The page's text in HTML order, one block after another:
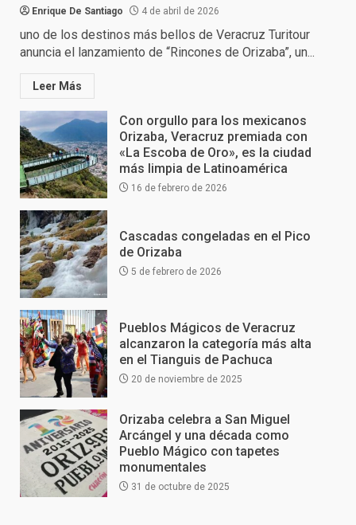
Enrique De Santiago 4 de abril de 2026
uno de los destinos más bellos de Veracruz Turitour
anuncia el lanzamiento de “Rincones de Orizaba”, un...
Leer Más
Con orgullo para los mexicanos
Orizaba, Veracruz premiada con
«La Escoba de Oro», es la ciudad
más limpia de Latinoamérica
16 de febrero de 2026
Cascadas congeladas en el Pico
de Orizaba
5 de febrero de 2026
Pueblos Mágicos de Veracruz
alcanzaron la categoría más alta
en el Tianguis de Pachuca
20 de noviembre de 2025
Orizaba celebra a San Miguel
Arcángel y una década como
Pueblo Mágico con tapetes
monumentales
31 de octubre de 2025